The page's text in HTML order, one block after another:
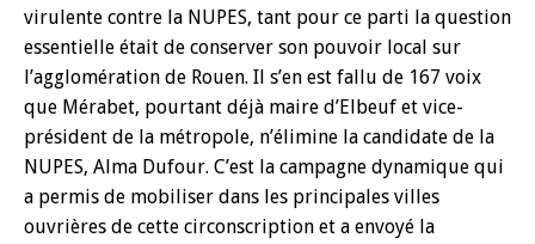
virulente contre la NUPES, tant pour ce parti la question
essentielle était de conserver son pouvoir local sur
l’agglomération de Rouen. Il s’en est fallu de 167 voix
que Mérabet, pourtant déjà maire d’Elbeuf et vice-
président de la métropole, n’élimine la candidate de la
NUPES, Alma Dufour. C’est la campagne dynamique qui
a permis de mobiliser dans les principales villes
ouvrières de cette circonscription et a envoyé la